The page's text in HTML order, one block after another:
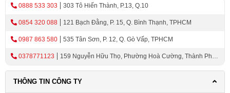
Chất liệu
khác nhau
Bảo dưỡng và vệ sinh chậu rửa chén Teka
Teka - Thương Hiệu Chậu Rửa Chén
Không Thể Bỏ Qua
0888 533 303 303 Tô Hiến Thành, P.13, Q.10
0854 320 088 121 Bạch Đằng, P. 15, Q. Bình Thạnh, TPHCM
0987 863 580 535 Tân Sơn, P. 12, Q. Gò Vấp, TPHCM
0378771123
159 Nguyễn Hữu Thọ, Phường Hoà Cường, Thành Phố
THÔNG TIN CÔNG TY